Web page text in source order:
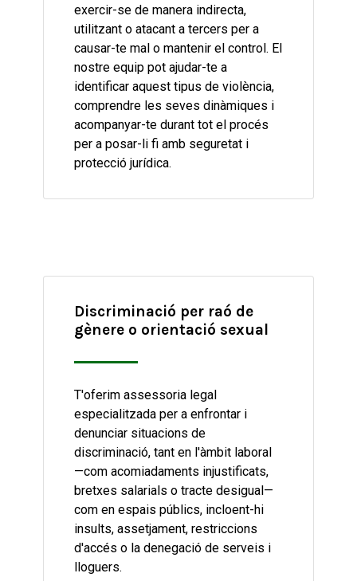
exercir-se de manera indirecta,
utilitzant o atacant a tercers per a
causar-te mal o mantenir el control. El
nostre equip pot ajudar-te a
identificar aquest tipus de violència,
comprendre les seves dinàmiques i
acompanyar-te durant tot el procés
per a posar-li fi amb seguretat i
protecció jurídica.
Discriminació per raó de
gènere o orientació sexual
T'oferim assessoria legal
especialitzada per a enfrontar i
denunciar situacions de
discriminació, tant en l'àmbit laboral
—com acomiadaments injustificats,
bretxes salarials o tracte desigual—
com en espais públics, incloent-hi
insults, assetjament, restriccions
d'accés o la denegació de serveis i
lloguers.